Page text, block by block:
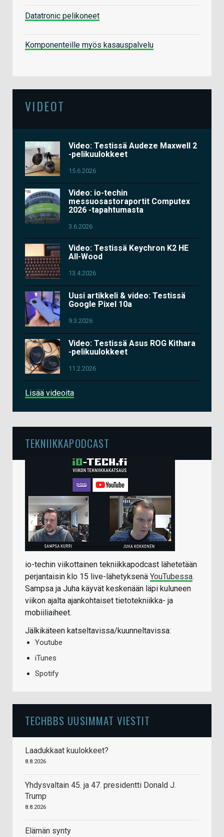
Datatronic pelikoneet
Komponenteille myös kasauspalvelu
VIDEOT
Video: Testissä Audeze Maxwell 2
-pelikuulokkeet
15.6.2026
Video: io-techin
messuosastoraportit Computex
2026 -tapahtumasta
3.6.2026
Video: Testissä Keychron K2 HE
All-Wood
13.4.2026
Uusi artikkeli & video: Testissä
Google Pixel 10a
9.3.2026
Video: Testissä Asus ROG Kithara
-pelikuulokkeet
11.2.2026
Lisää videoita
TEKNIIKKAPODCAST
io-techin viikottainen tekniikkapodcast lähetetään
perjantaisin klo 15 live-lähetyksenä YouTubessa.
Sampsa ja Juha käyvät keskenään läpi kuluneen
viikon ajalta ajankohtaiset tietotekniikka- ja
mobiiliaiheet.
Jälkikäteen katseltavissa/kuunneltavissa:
Youtube
iTunes
Spotify
TECHBBS UUSIMMAT VIESTIT
Laadukkaat kuulokkeet?
8.8.2026
Yhdysvaltain 45. ja 47. presidentti Donald J.
Trump
8.8.2026
Elämän synty